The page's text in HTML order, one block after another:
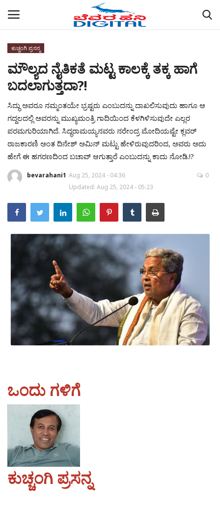
Home
ABOUT US
ರಾಜ್ಯ
ಜಿಲ್ಲೆಗಳು
ಚಿತ್ರ ಸಂಪುಟ
ಕುಚ್ಚಂಗಿ ಪ್ರಸನ್ನ
ಪುರವಣಿ
ಮಲ್ಟಿ ಮೀಡಿಯಾ
E-paper
ಕುಚ್ಚಂಗಿ ಪ್ರಸನ್ನ
ಮೌಲ್ಯದ ನೈತಿಕತೆ ಮಟ್ಟ ಕಾಲಕ್ಕೆ ತಕ್ಕ ಹಾಗೆ
ಬದಲಾಗುತ್ತದಾ?!
ಸಿದ್ಧು ಅವರೂ ನಮ್ಮಂತಯೇ ಭ್ರಷ್ಟರು ಎಂಬುದನ್ನು ದಾಖಲಿಸುವುದು ಹಾಗೂ ಆ
ಗದ್ದಲದಲ್ಲಿ ಅವರನ್ನು ಮುಖ್ಯಮಂತ್ರಿ ಗಾದಿಯಿಂದ ಕೆಳಗಿಳಿಸುವುದೇ ಎಲ್ಲರ
ಪರಮಗುರಿಯಾಗಿದೆ. ಸಿದ್ಧರಾಮಯ್ಯನವರು ನರೇಂದ್ರ ಮೋದಿಯಷ್ಟೇ ಕ್ಲವರ್
ರಾಜಕಾರಣಿ ಅಂತ ದಿನೇಶ್ ಅಮಿನ್ ಮಟ್ಟು ಹೇಳಿರುವುದರಿಂದ, ಅವರು ಅದು
ಹೇಗೆ ಈ ಹಗರಣದಿಂದ ಬಚಾವ್ ಆಗುತ್ತಾರೆ ಎಂಬುದನ್ನು ಕಾದು ನೋಡಿ.!?
bevarahani1 Aug 25, 2024 - 04:36
Updated: Aug 25, 2024 - 05:23
0
ಒಂದು ಗಳಿಗೆ
ಕುಚ್ಚಂಗಿ ಪ್ರಸನ್ನ